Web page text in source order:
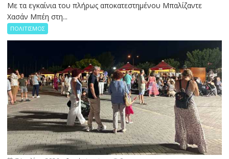
Με τα εγκαίνια του πλήρως αποκατεστημένου Μπαλίζαντε
Χασάν Μπέη στη...
ΠΟΛΙΤΙΣΜΟΣ